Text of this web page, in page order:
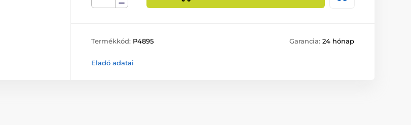
Termékkód: P4895 Garancia: 24 hónap
Eladó adatai